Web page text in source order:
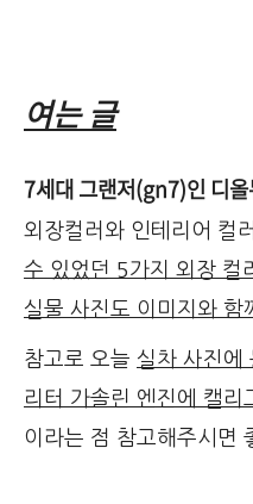
여는 글
7세대 그랜저(gn7)인 디올
외장컬러와 인테리어 컬
수 있었던 5가지 외장 컬
실물 사진도 이미지와 함
참고로 오늘 실차 사진에
리터 가솔린 엔진에 캘리
이라는 점 참고해주시면